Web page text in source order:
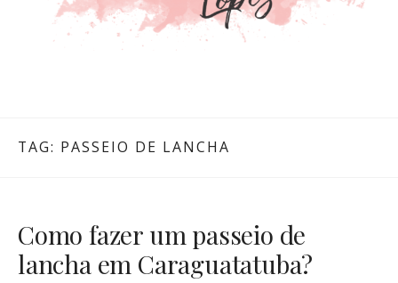
TAG: PASSEIO DE LANCHA
Como fazer um passeio de
lancha em Caraguatatuba?